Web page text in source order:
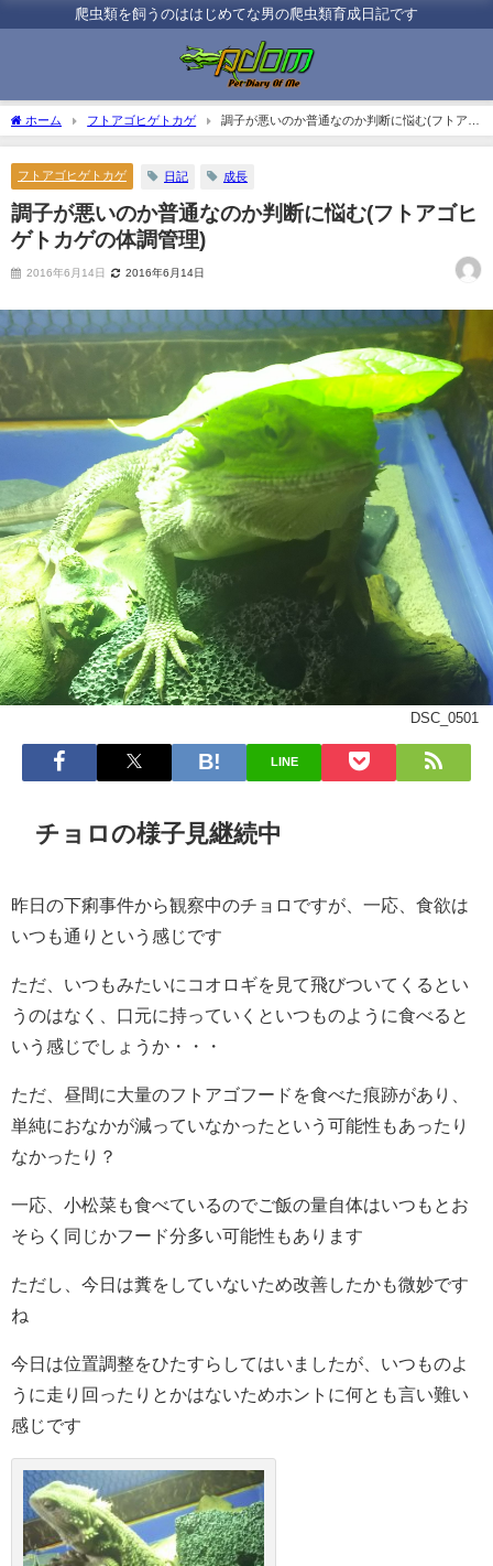
爬虫類を飼うのははじめてな男の爬虫類育成日記です
ホーム フトアゴヒゲトカゲ
調子が悪いのか普通なのか判断に悩む(フトアゴ
ヒゲトカゲの体調管理)
フトアゴヒゲトカゲ 日記 成長
調子が悪いのか普通なのか判断に悩む(フトアゴヒ
ゲトカゲの体調管理)
2016年6月14日 2016年6月14日
DSC_0501
LINE
チョロの様子見継続中
昨日の下痢事件から観察中のチョロですが、一応、食欲は
いつも通りという感じです
ただ、いつもみたいにコオロギを見て飛びついてくるとい
うのはなく、口元に持っていくといつものように食べると
いう感じでしょうか・・・
ただ、昼間に大量のフトアゴフードを食べた痕跡があり、
単純におなかが減っていなかったという可能性もあったり
なかったり？
一応、小松菜も食べているのでご飯の量自体はいつもとお
そらく同じかフード分多い可能性もあります
ただし、今日は糞をしていないため改善したかも微妙です
ね
今日は位置調整をひたすらしてはいましたが、いつものよ
うに走り回ったりとかはないためホントに何とも言い難い
感じです